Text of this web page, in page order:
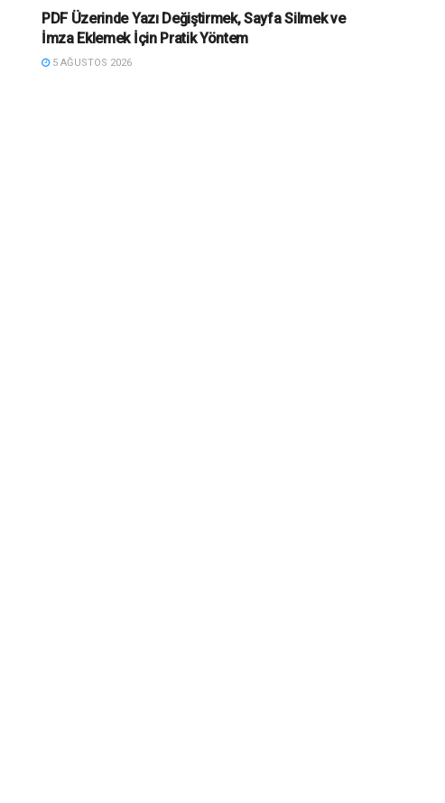
PDF Üzerinde Yazı Değiştirmek, Sayfa Silmek ve
İmza Eklemek İçin Pratik Yöntem
5 AĞUSTOS 2026